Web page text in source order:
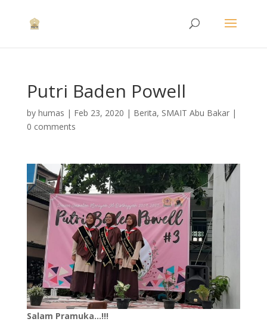
Putri Baden Powell
by humas | Feb 23, 2020 | Berita, SMAIT Abu Bakar|
0 comments
Salam Pramuka…!!!